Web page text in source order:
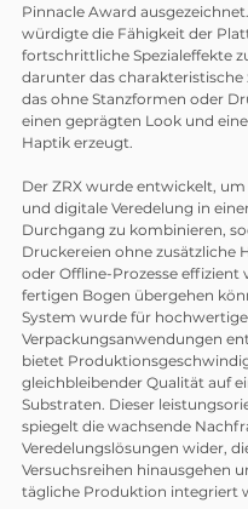
Pinnacle Award
würdigte die Fähigkeit der
fortschrittliche Spezialeffekte
darunter das charakteristische
das ohne Stanzformen oder
einen geprägten Look und
Haptik erzeugt.
Der ZRX wurde entwickelt,
und digitale Veredelung in
Durchgang zu kombinieren,
Druckereien ohne zusätzliche
oder Offline-Prozesse effizient
fertigen Bogen übergehen
System wurde für
Verpackungsanwendungen
bietet
gleichbleibender Qualität auf
Substraten. Dieser
spiegelt die wachsende
Veredelungslösungen wider,
Versuchsreihen hinausgehen
tägliche Produktion integriert